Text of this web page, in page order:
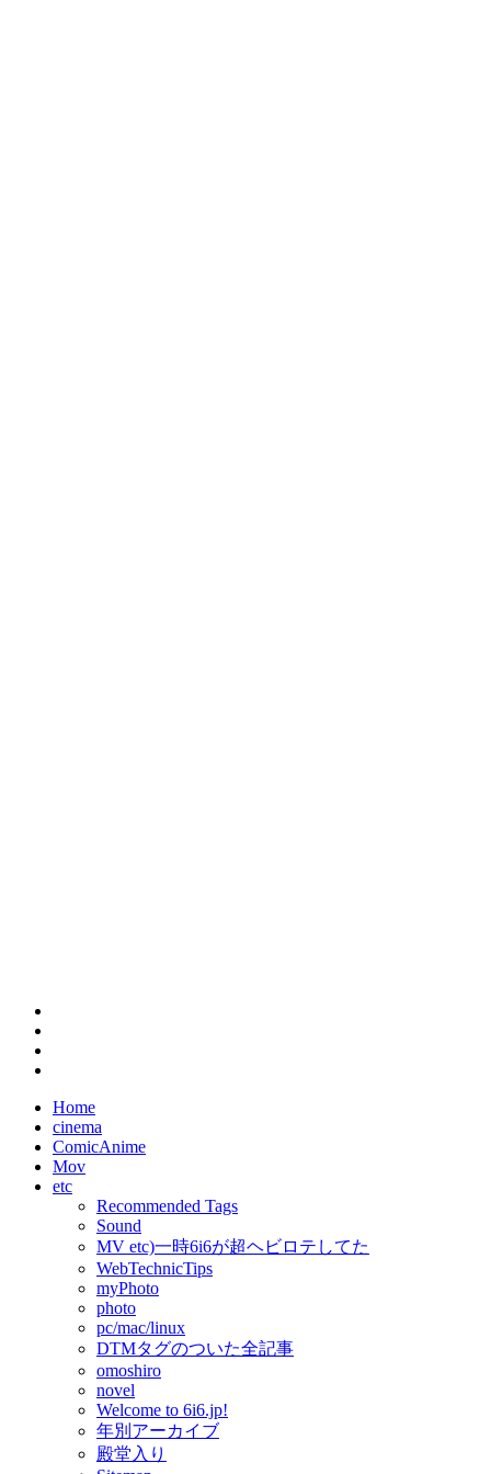
Home
cinema
ComicAnime
Mov
etc
Recommended Tags
Sound
MV etc)一時6i6が超ヘビロテしてた
WebTechnicTips
myPhoto
photo
pc/mac/linux
DTMタグのついた全記事
omoshiro
novel
Welcome to 6i6.jp!
年別アーカイブ
殿堂入り